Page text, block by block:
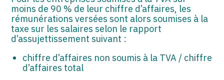
moins de 90 % de leur chiffre d’affaires, les
rémunérations versées sont alors soumises à la
taxe sur les salaires selon le rapport
d’assujettissement suivant :
chiffre d’affaires non soumis à la TVA / chiffre
d’affaires total